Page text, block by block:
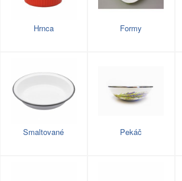
Hrnca Formy
Smaltované Pekáč